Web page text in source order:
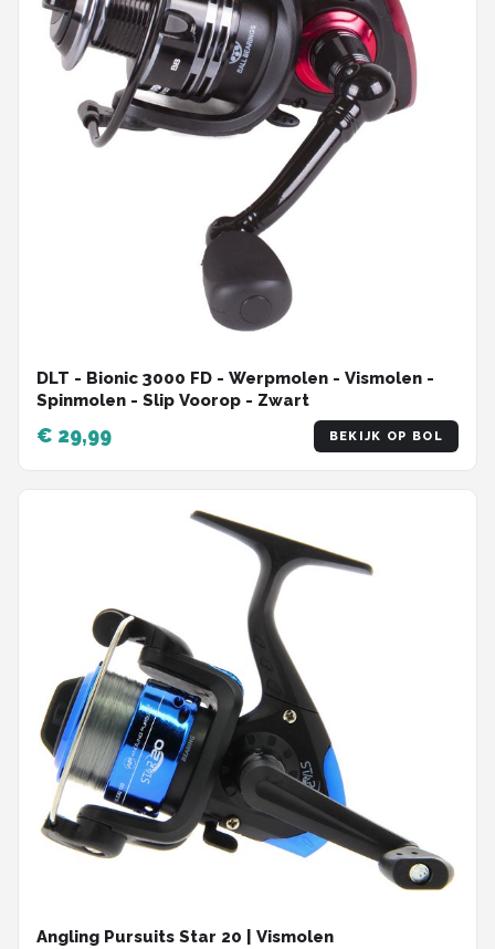
DLT - Bionic 3000 FD - Werpmolen - Vismolen -
Spinmolen - Slip Voorop - Zwart
€ 29,99 BEKIJK OP BOL
Angling Pursuits Star 20 | Vismolen